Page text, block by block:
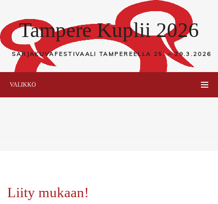
Tampere Kuplii 2026
SARJAKUVAFESTIVAALI TAMPEREELLA 25. – 29.3.2026
VALIKKO
Liity mukaan!